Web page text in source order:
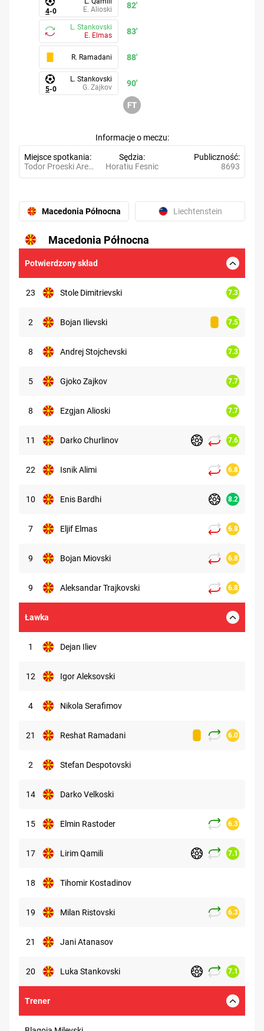
82'
4-0
E. Alioski
83'
L. Stankovski
E. Elmas
88'
R. Ramadani
90'
5-0
L. Stankovski
G. Zajkov
Informacje o meczu
Miejsce spotkania
Todor Proeski Arena
Sędzia
Horatiu Fesnic
Publiczność
8693
Macedonia Północna Liechtenstein
Macedonia Północna
Potwierdzony skład
23 Stole Dimitrievski 7.3
2 Bojan Ilievski 7.5
8 Andrej Stojchevski 7.3
5 Gjoko Zajkov 7.7
8 Ezgjan Alioski 7.7
11 Darko Churlinov 7.6
22 Isnik Alimi 6.8
10 Enis Bardhi 8.2
7 Eljif Elmas 6.8
9 Bojan Miovski 6.8
9 Aleksandar Trajkovski 6.8
Ławka
1 Dejan Iliev
12 Igor Aleksovski
4 Nikola Serafimov
21 Reshat Ramadani 6.0
2 Stefan Despotovski
14 Darko Velkoski
15 Elmin Rastoder 6.3
17 Lirim Qamili 7.1
18 Tihomir Kostadinov
19 Milan Ristovski 6.3
21 Jani Atanasov
20 Luka Stankovski 7.1
Trener